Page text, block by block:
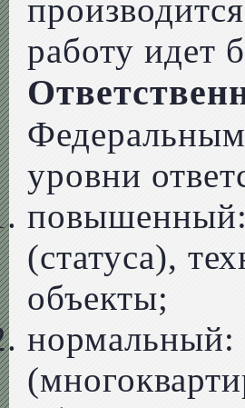
работу идет
уровни
повышенный:
(статуса),
объекты;
нормальный: